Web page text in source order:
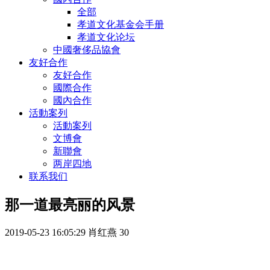
全部
孝道文化基金会手册
孝道文化论坛
中國奢侈品協會
友好合作
友好合作
國際合作
國內合作
活動案列
活動案列
文博會
新聯會
两岸四地
联系我们
那一道最亮丽的风景
2019-05-23 16:05:29 肖红燕 30